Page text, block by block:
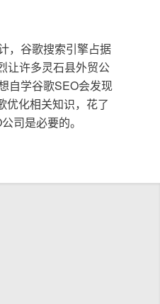
，谷歌搜索引擎占据
让许多灵石县外贸公
自学谷歌SEO会发现
优化相关知识，花了
司是必要的。